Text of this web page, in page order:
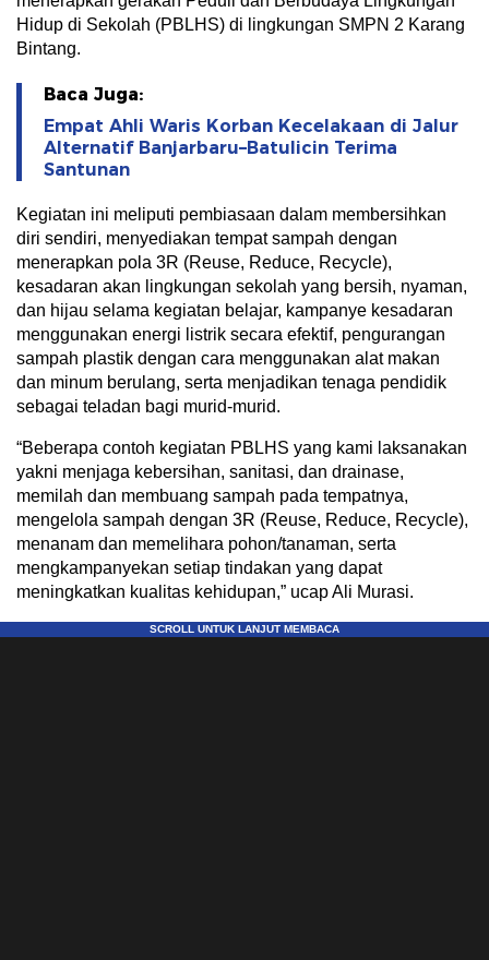
Hidup di Sekolah (PBLHS) di lingkungan SMPN 2 Karang
Bintang.
Baca Juga:
Empat Ahli Waris Korban Kecelakaan di Jalur
Alternatif Banjarbaru–Batulicin Terima
Santunan
Kegiatan ini meliputi pembiasaan dalam membersihkan
diri sendiri, menyediakan tempat sampah dengan
menerapkan pola 3R (Reuse, Reduce, Recycle),
kesadaran akan lingkungan sekolah yang bersih, nyaman,
dan hijau selama kegiatan belajar, kampanye kesadaran
menggunakan energi listrik secara efektif, pengurangan
sampah plastik dengan cara menggunakan alat makan
dan minum berulang, serta menjadikan tenaga pendidik
sebagai teladan bagi murid-murid.
“Beberapa contoh kegiatan PBLHS yang kami laksanakan
yakni menjaga kebersihan, sanitasi, dan drainase,
memilah dan membuang sampah pada tempatnya,
mengelola sampah dengan 3R (Reuse, Reduce, Recycle),
menanam dan memelihara pohon/tanaman, serta
mengkampanyekan setiap tindakan yang dapat
meningkatkan kualitas kehidupan,” ucap Ali Murasi.